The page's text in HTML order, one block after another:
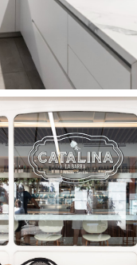
Casa Maravillas